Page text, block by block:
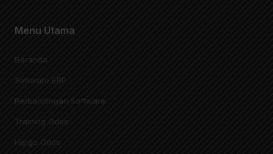
Menu Utama
Beranda
Software ERP
Perbandingan Software
Training Odoo
Harga Odoo